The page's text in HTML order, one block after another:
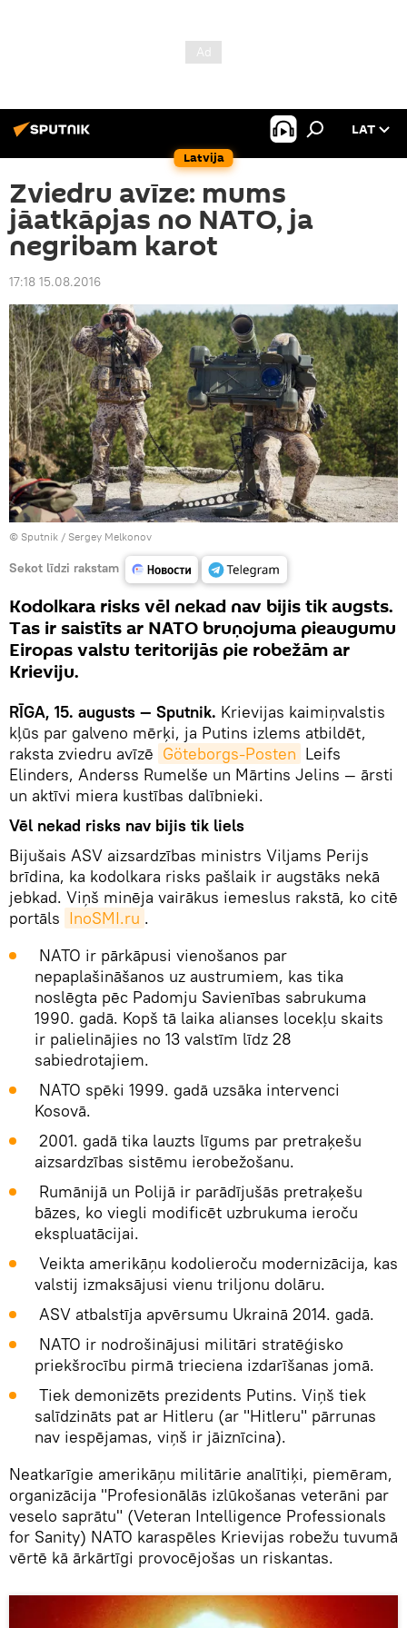
Latvija
LAT
Zviedru avīze: mums
jāatkāpjas no NATO, ja
negribam karot
17:18 15.08.2016
© Sputnik / Sergey Melkonov
Sekot līdzi rakstam
Kodolkara risks vēl nekad nav bijis tik augsts.
Tas ir saistīts ar NATO bruņojuma pieaugumu
Eiropas valstu teritorijās pie robežām ar
Krieviju.
RĪGA, 15. augusts — Sputnik. Krievijas kaimiņvalstis
kļūs par galveno mērķi, ja Putins izlems atbildēt,
raksta zviedru avīzē Göteborgs-Posten Leifs
Elinders, Anderss Rumelše un Mārtins Jelins — ārsti
un aktīvi miera kustības dalībnieki.
Vēl nekad risks nav bijis tik liels
Bijušais ASV aizsardzības ministrs Viljams Perijs
brīdina, ka kodolkara risks pašlaik ir augstāks nekā
jebkad. Viņš minēja vairākus iemeslus rakstā, ko citē
portāls InoSMI.ru .
NATO ir pārkāpusi vienošanos par
nepaplašināšanos uz austrumiem, kas tika
noslēgta pēc Padomju Savienības sabrukuma
1990. gadā. Kopš tā laika alianses locekļu skaits
ir palielinājies no 13 valstīm līdz 28
sabiedrotajiem.
NATO spēki 1999. gadā uzsāka intervenci
Kosovā.
2001. gadā tika lauzts līgums par pretraķešu
aizsardzības sistēmu ierobežošanu.
Rumānijā un Polijā ir parādījušās pretraķešu
bāzes, ko viegli modificēt uzbrukuma ieroču
ekspluatācijai.
Veikta amerikāņu kodolieroču modernizācija, kas
valstij izmaksājusi vienu triljonu dolāru.
ASV atbalstīja apvērsumu Ukrainā 2014. gadā.
NATO ir nodrošinājusi militāri stratēģisko
priekšrocību pirmā trieciena izdarīšanas jomā.
Tiek demonizēts prezidents Putins. Viņš tiek
salīdzināts pat ar Hitleru (ar "Hitleru" pārrunas
nav iespējamas, viņš ir jāiznīcina).
Neatkarīgie amerikāņu militārie analītiķi, piemēram,
organizācija "Profesionālās izlūkošanas veterāni par
veselo saprātu" (Veteran Intelligence Professionals
for Sanity) NATO karaspēles Krievijas robežu tuvumā
vērtē kā ārkārtīgi provocējošas un riskantas.